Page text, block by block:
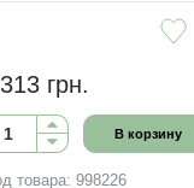
грн.
В корзину
товара: 998226